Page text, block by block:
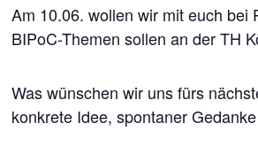
Am 10.06. wollen wir mit euch bei
BIPoC-Themen sollen an der TH
Was wünschen wir uns fürs
konkrete Idee, spontaner